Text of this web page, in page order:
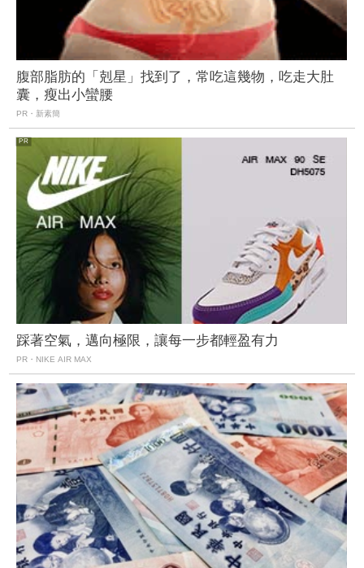
腹部脂肪的「剋星」找到了，常吃這幾物，吃走大肚
囊，瘦出小蠻腰
PR・新素簡
踩著空氣，邁向極限，讓每一步都輕盈有力
PR・NIKE AIR MAX